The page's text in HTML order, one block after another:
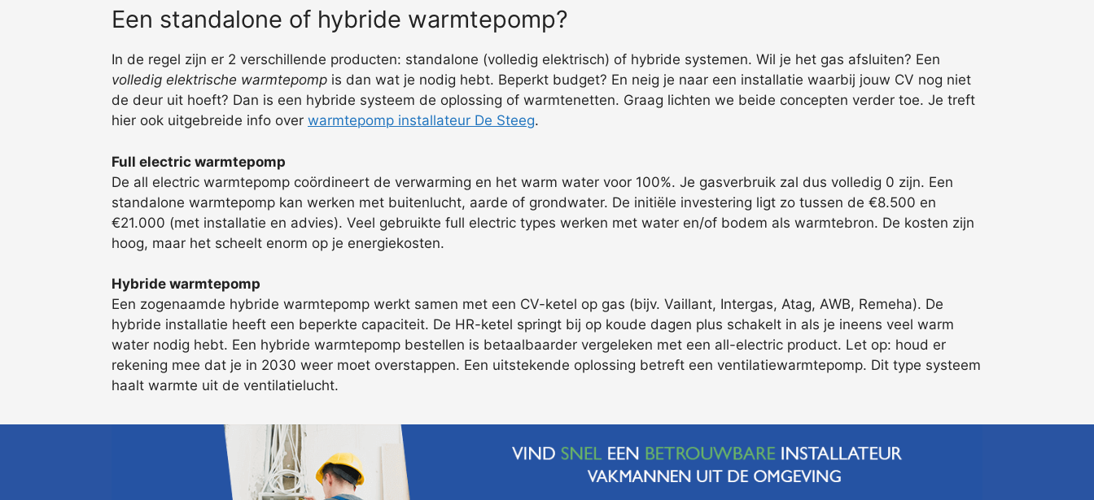
Een standalone of hybride warmtepomp?
In de regel zijn er 2 verschillende producten: standalone (volledig elektrisch) of hybride systemen. Wil je het gas afsluiten? Een
volledig elektrische warmtepomp is dan wat je nodig hebt. Beperkt budget? En neig je naar een installatie waarbij jouw CV nog niet
de deur uit hoeft? Dan is een hybride systeem de oplossing of warmtenetten. Graag lichten we beide concepten verder toe. Je treft
hier ook uitgebreide info over warmtepomp installateur De Steeg.
Full electric warmtepomp
De all electric warmtepomp coördineert de verwarming en het warm water voor 100%. Je gasverbruik zal dus volledig 0 zijn. Een
standalone warmtepomp kan werken met buitenlucht, aarde of grondwater. De initiële investering ligt zo tussen de €8.500 en
€21.000 (met installatie en advies). Veel gebruikte full electric types werken met water en/of bodem als warmtebron. De kosten zijn
hoog, maar het scheelt enorm op je energiekosten.
Hybride warmtepomp
Een zogenaamde hybride warmtepomp werkt samen met een CV-ketel op gas (bijv. Vaillant, Intergas, Atag, AWB, Remeha). De
hybride installatie heeft een beperkte capaciteit. De HR-ketel springt bij op koude dagen plus schakelt in als je ineens veel warm
water nodig hebt. Een hybride warmtepomp bestellen is betaalbaarder vergeleken met een all-electric product. Let op: houd er
rekening mee dat je in 2030 weer moet overstappen. Een uitstekende oplossing betreft een ventilatiewarmtepomp. Dit type systeem
haalt warmte uit de ventilatielucht.